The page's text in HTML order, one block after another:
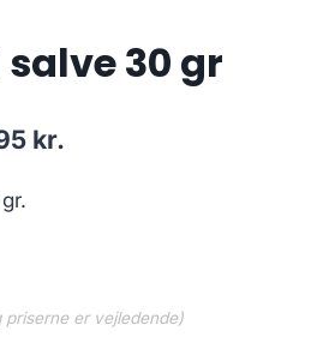
30 gr
kr..
kr.
priserne er vejledende)